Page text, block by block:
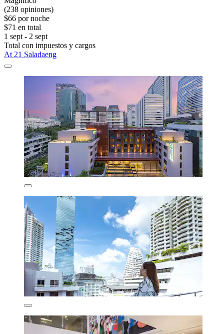
(238 opiniones)
$66 por noche
$71 en total
1 sept - 2 sept
Total con impuestos y cargos
At 21 Saladaeng